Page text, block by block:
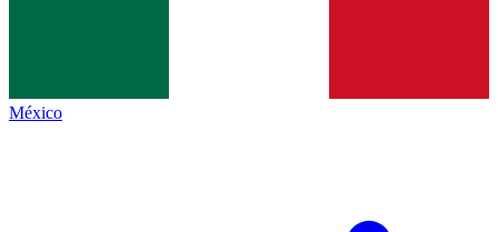
México